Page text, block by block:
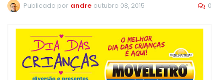
Publicado por andre outubro 08, 2015 0